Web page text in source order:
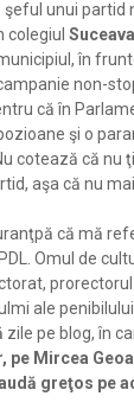
şeful unui partid
colegiul Suceava
în
non-
că în
şi o
Nu cotează că
aşa că nu
că mă
Omul de
ale
pe blog, în
pe Mircea
greţos pe